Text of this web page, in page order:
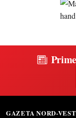
GAZETA NORD-VEST